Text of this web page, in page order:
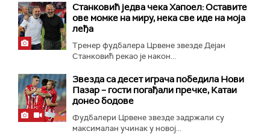
Станковић једва чека Хапоел: Оставите
ове момке на миру, нека све иде на моја
леђа
Тренер фудбалера Црвене звезде Дејан
Станковић рекао је након...
Звезда са десет играча победила Нови
Пазар – гости погађали пречке, Катаи
донео бодове
Фудбалери Црвене звезде задржали су
максималан учинак у новој...